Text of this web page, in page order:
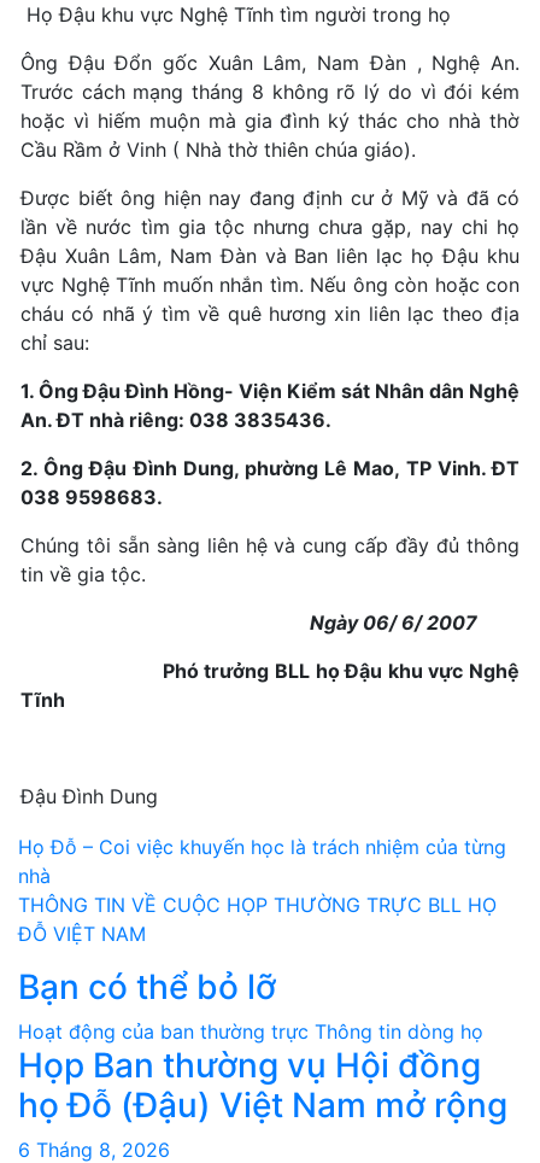
Họ Đậu khu vực Nghệ Tĩnh tìm người trong họ
Ông Đậu Đổn gốc Xuân Lâm, Nam Đàn , Nghệ An.
Trước cách mạng tháng 8 không rõ lý do vì đói kém
hoặc vì hiếm muộn mà gia đình ký thác cho nhà thờ
Cầu Rầm ở Vinh ( Nhà thờ thiên chúa giáo).
Được biết ông hiện nay đang định cư ở Mỹ và đã có
lần về nước tìm gia tộc nhưng chưa gặp, nay chi họ
Đậu Xuân Lâm, Nam Đàn và Ban liên lạc họ Đậu khu
vực Nghệ Tĩnh muốn nhắn tìm. Nếu ông còn hoặc con
cháu có nhã ý tìm về quê hương xin liên lạc theo địa
chỉ sau:
1. Ông Đậu Đình Hồng- Viện Kiểm sát Nhân dân Nghệ
An. ĐT nhà riêng: 038 3835436.
2. Ông Đậu Đình Dung, phường Lê Mao, TP Vinh. ĐT
038 9598683.
Chúng tôi sẵn sàng liên hệ và cung cấp đầy đủ thông
tin về gia tộc.
Ngày 06/ 6/ 2007
Phó trưởng BLL họ Đậu khu vực Nghệ
Tĩnh
Đậu Đình Dung
Điều
hướng
bài
viết
Họ Đỗ – Coi việc khuyến học là trách nhiệm của từng
nhà
THÔNG TIN VỀ CUỘC HỌP THƯỜNG TRỰC BLL HỌ
ĐỖ VIỆT NAM
Bạn có thể bỏ lỡ
Hoạt động của ban thường trực Thông tin dòng họ
Họp Ban thường vụ Hội đồng
họ Đỗ (Đậu) Việt Nam mở rộng
6 Tháng 8, 2026